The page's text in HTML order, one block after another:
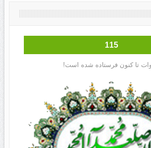
115
تا کنون فرستاده شده است!